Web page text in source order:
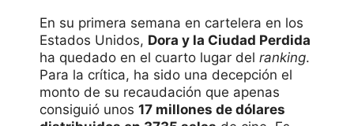
En su primera semana en cartelera en los
Estados Unidos, Dora y la Ciudad Perdida
ha quedado en el cuarto lugar del ranking.
Para la crítica, ha sido una decepción el
monto de su recaudación que apenas
consiguió unos 17 millones de dólares